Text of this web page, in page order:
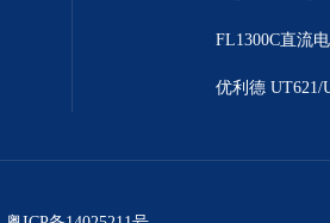
优利德 UT621/